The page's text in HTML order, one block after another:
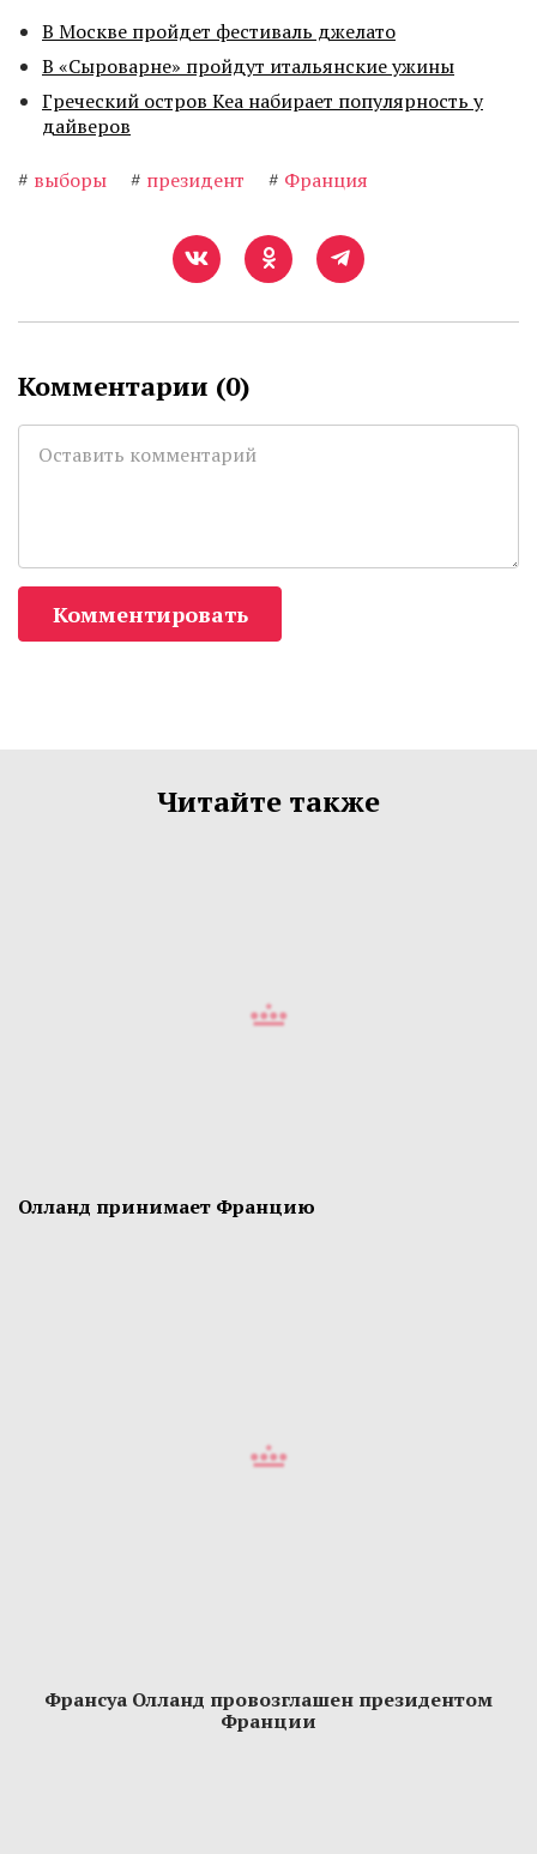
В Москве пройдет фестиваль джелато
В «Сыроварне» пройдут итальянские ужины
Греческий остров Кеа набирает популярность у
дайверов
# выборы # президент # Франция
Комментарии (0)
Комментировать
Читайте также
Олланд принимает Францию
Франсуа Олланд провозглашен президентом
Франции